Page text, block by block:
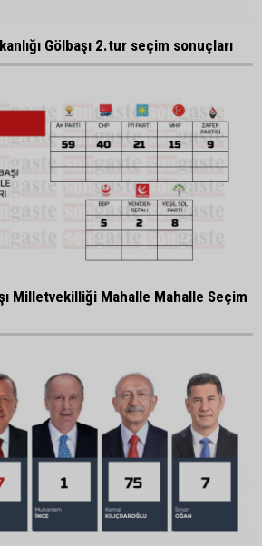
Gölbaşı 2.tur seçim sonuçları
Milletvekilliği Mahalle Mahalle Seçim